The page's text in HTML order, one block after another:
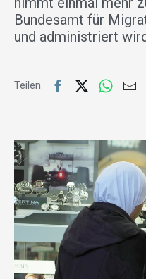
Bundesamt für
und administriert
Teilen